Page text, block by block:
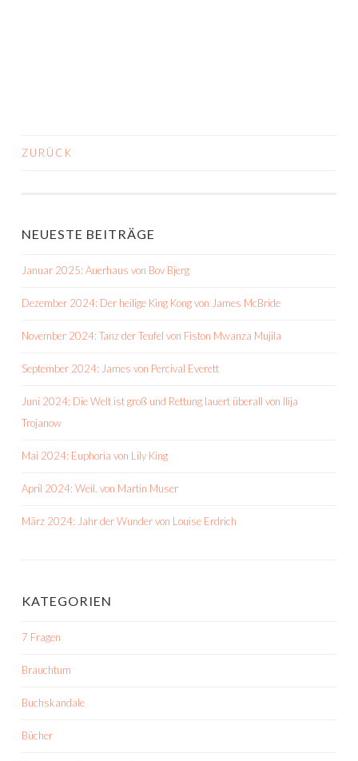
BEITRAGS-
ZURÜCK
NEUESTE BEITRÄGE
Januar 2025: Auerhaus von Bov Bjerg
Dezember 2024: Der heilige King Kong von James McBride
November 2024: Tanz der Teufel von Fiston Mwanza Mujila
September 2024: James von Percival Everett
Juni 2024: Die Welt ist groß und Rettung lauert überall von Ilija
Trojanow
Mai 2024: Euphoria von Lily King
April 2024: Weil. von Martin Muser
März 2024: Jahr der Wunder von Louise Erdrich
KATEGORIEN
7 Fragen
Brauchtum
Buchskandale
Bücher